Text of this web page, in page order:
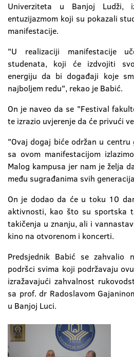
Univerziteta u Banjoj Ludži,
entuzijazmom koji su pokazali
manifestacije.
"U realizaciji manifestacije
studenata, koji će izdvojiti
energiju da bi događaji koje
najboljem redu", rekao je Babić.
On je naveo da se "Festival
te izrazio uvjerenje da će privući
"Ovaj dogaj biće održan u
sa ovom manifestacijom
Malog kampusa jer nam je želja
među sugrađanima svih
On je dodao da će u toku 10
aktivnosti, kao što su sportska
takičenja u znanju, ali i
kino na otvorenom i koncerti.
Predsjednik Babić se zahvalio
podršci svima koji podržavaju
izražavajući zahvalnost
sa prof. dr Radoslavom
u Banjoj Luci.